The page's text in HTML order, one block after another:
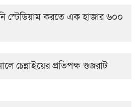
স্টেডিয়াম করতে এক হাজার ৬০০
চেন্নাইয়ের প্রতিপক্ষ গুজরাট